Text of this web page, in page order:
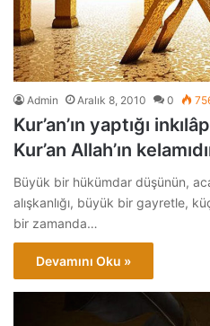
Admin Aralık 8, 2010 0
Kur’an’ın yaptığı
Kur’an Allah’ın
Büyük bir hükümdar düşünün,
alışkanlığı, büyük bir gayretle,
bir zamanda…
Devamını Oku »